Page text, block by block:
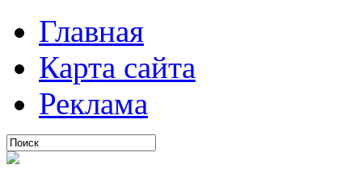
Главная
Карта сайта
Реклама